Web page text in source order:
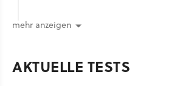
mehr anzeigen
AKTUELLE TESTS